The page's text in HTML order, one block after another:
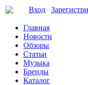
Вход
Главная
Новости
Обзоры
Статьи
Музыка
Бренды
Каталог